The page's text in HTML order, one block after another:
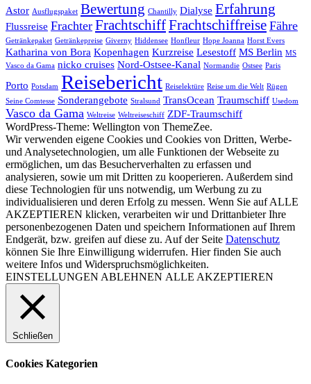
Astor Ausflugspaket Bewertung Chantilly Dialyse Erfahrung
Flussreise Frachter FrachtschiffFrachtschiffreise Fähre
Getränkepaket Getränkepreise Giverny Hiddensee Honfleur Hope Joanna Horst Evers
Katharina von Bora Kopenhagen Kurzreise Lesestoff MS Berlin MS
Vasco da Gama nicko cruises Nord-Ostsee-Kanal Normandie Ostsee Paris
Porto Potsdam Reisebericht Reiselektüre Reise um die Welt Rügen
Seine Comtesse Sonderangebote Stralsund TransOcean Traumschiff Usedom
Vasco da Gama Weltreise Weltreiseschiff ZDF-Traumschiff
WordPress-Theme: Wellington von ThemeZee.
Wir verwenden eigene Cookies und Cookies von Dritten, Werbe-
und Analysetechnologien, um alle Funktionen der Webseite zu
ermöglichen, um das Besucherverhalten zu erfassen und
analysieren, sowie um mit Dritten zu kooperieren. Außerdem sind
diese Technologien für uns notwendig, um Werbung zu zu
individualisieren und deren Erfolg zu messen. Wenn Sie auf ALLE
AKZEPTIEREN klicken, verarbeiten wir und Drittanbieter Ihre
personenbezogenen Daten und speichern Informationen auf Ihrem
Endgerät, bzw. greifen auf diese zu. Auf der Seite Datenschutz
können Sie Ihre Einwilligung widerrufen. Hier finden Sie auch
weitere Infos und Widerspruchsmöglichkeiten.
EINSTELLUNGEN ABLEHNEN ALLE AKZEPTIEREN
Schließen
Cookies Kategorien